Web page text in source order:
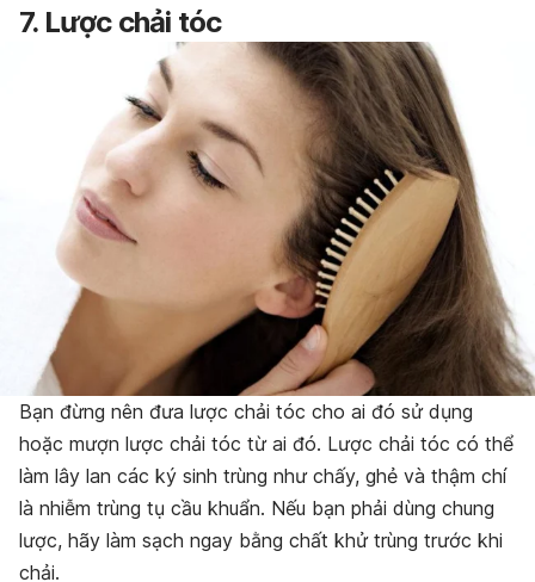
7. Lược chải tóc
Bạn đừng nên đưa lược chải tóc cho ai đó sử dụng
hoặc mượn lược chải tóc từ ai đó. Lược chải tóc có thể
làm lây lan các ký sinh trùng như chấy, ghẻ và thậm chí
là nhiễm trùng tụ cầu khuẩn. Nếu bạn phải dùng chung
lược, hãy làm sạch ngay bằng chất khử trùng trước khi
chải.